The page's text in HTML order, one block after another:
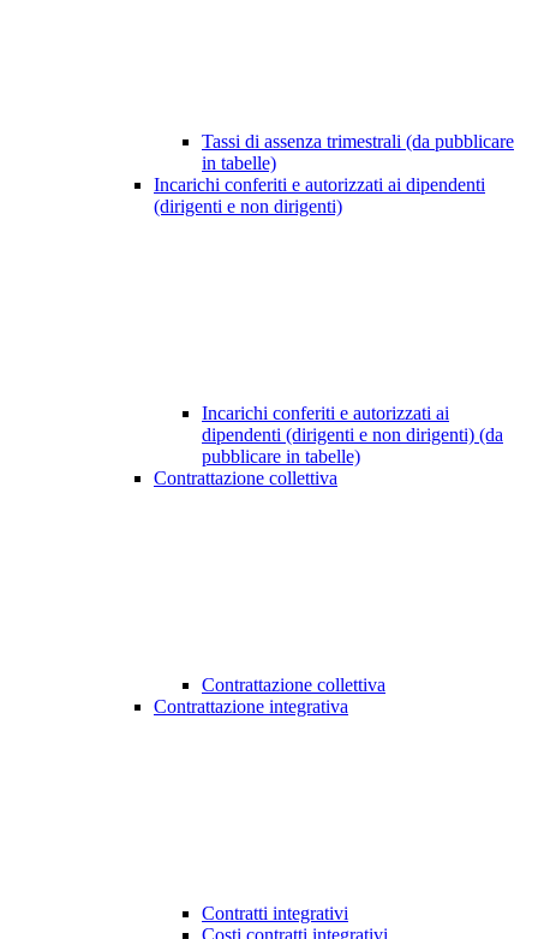
Tassi di assenza trimestrali (da pubblicare
in tabelle)
Incarichi conferiti e autorizzati ai dipendenti
(dirigenti e non dirigenti)
Incarichi conferiti e autorizzati ai
dipendenti (dirigenti e non dirigenti) (da
pubblicare in tabelle)
Contrattazione collettiva
Contrattazione collettiva
Contrattazione integrativa
Contratti integrativi